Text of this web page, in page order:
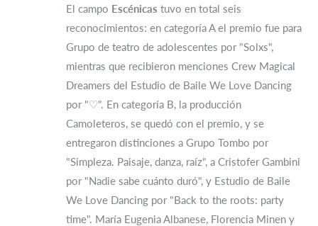
El campo Escénicas tuvo en total seis
reconocimientos: en categoría A el premio fue para
Grupo de teatro de adolescentes por "Solxs",
mientras que recibieron menciones Crew Magical
Dreamers del Estudio de Baile We Love Dancing
por "♡". En categoría B, la producción
Camoleteros, se quedó con el premio, y se
entregaron distinciones a Grupo Tombo por
"Simpleza. Paisaje, danza, raíz", a Cristofer Gambini
por "Nadie sabe cuánto duró", y Estudio de Baile
We Love Dancing por "Back to the roots: party
time". María Eugenia Albanese, Florencia Minen y